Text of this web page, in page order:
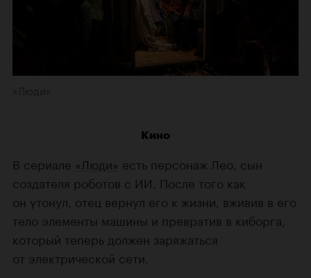
Кино
В сериале «Люди» есть персонаж Лео, сын
создателя роботов с ИИ. После того как
он утонул, отец вернул его к жизни, вживив в его
тело элементы машины и превратив в киборга,
который теперь должен заряжаться
от электрической сети.